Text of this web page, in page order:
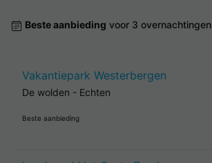
Beste aanbieding voor 3 overnachtingen
Vakantiepark Westerbergen
De wolden - Echten
Beste aanbieding